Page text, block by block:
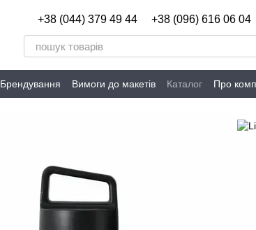
+38 (044) 379 49 44 +38 (096) 616 06 04
Брендування Вимоги до макетів Каталог Про